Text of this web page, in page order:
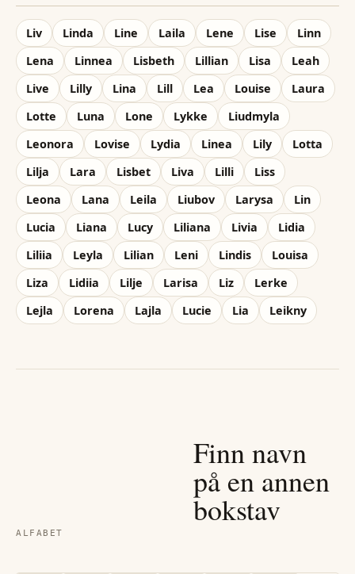
Liv Linda Line Laila Lene Lise
Linn
Lena
Linnea Lisbeth Lillian Lisa
Leah
Live
Lilly Lina Lill Lea Louise
Laura
Lotte
Luna Lone Lykke
Liudmyla
Leonora
Lovise Lydia Linea Lily
Lotta
Lilja
Lara Lisbet Liva Lilli
Liss
Leona
Lana Leila Liubov Larysa
Lin
Lucia
Liana Lucy Liliana Livia
Lidia
Liliia
Leyla Lilian Leni Lindis
Louisa
Liza
Lidiia Lilje Larisa Liz
Lerke
Lejla
Lorena Lajla Lucie Lia Leikny
ALFABET
Finn navn
på en annen
bokstav